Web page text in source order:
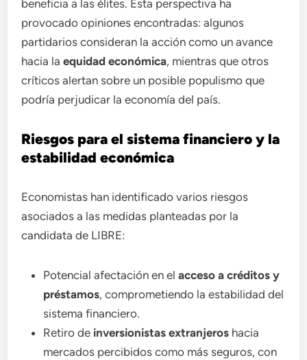
beneficia a las élites. Esta perspectiva ha
provocado opiniones encontradas: algunos
partidarios consideran la acción como un avance
hacia laequidad económica, mientras que otros
críticos alertan sobre un posible populismo que
podría perjudicar la economía del país.
Riesgos para el sistema financiero y la
estabilidad económica
Economistas han identificado varios riesgos
asociados a las medidas planteadas por la
candidata de LIBRE:
Potencial afectación en elacceso a créditos y
préstamos, comprometiendo la estabilidad del
sistema financiero.
Retiro de inversionistas extranjeros hacia
mercados percibidos como más seguros, con